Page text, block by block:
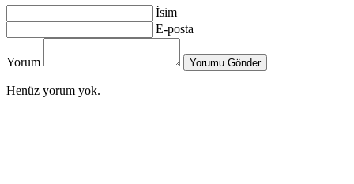
İsim
E-posta
Yorum Yorumu Gönder
Henüz yorum yok.